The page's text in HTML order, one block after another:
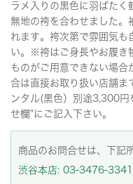
ラメ入りの黒色に羽ばたく
無地の袴を合わせました。
れます。袴次第で雰囲気も
い。※袴はご身長やお履き
ものがご用意できない場
合は直接お取り扱い店舗
ンタル(黒色）別途3,300円
せ欄"にご記入下さい。
商品のお問合せは、下記
渋谷本店: 03-3476-3341